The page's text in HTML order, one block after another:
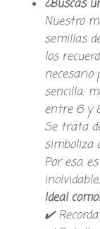
¿Buscas
​Nuestro
semillas
los
necesario
sencilla:
entre 6 y
​Se trata
simboliza
Por eso,
Ideal como:
​✔️